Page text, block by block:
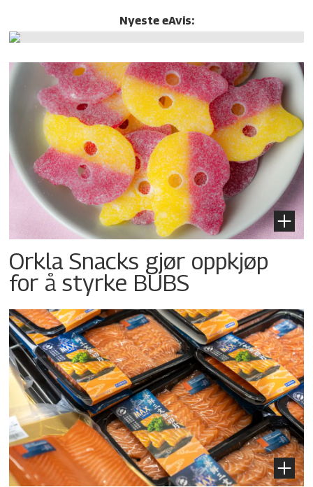
Nyeste eAvis:
Orkla Snacks gjør oppkjøp
for å styrke BUBS